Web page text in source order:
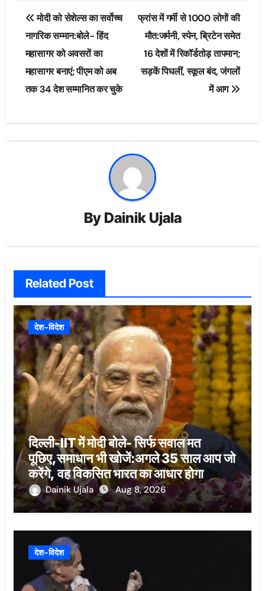
Post
navigation
मोदी को सेशेल्स का सर्वोच्च
नागरिक सम्मान:बोले- हिंद
महासागर को अवसरों का
महासागर बनाएं; पीएम को अब
तक 34 देश सम्मानित कर चुके
फ्रांस में गर्मी से 1000 लोगों की
मौत:जर्मनी, स्पेन, ब्रिटेन समेत
16 देशों में रिकॉर्डतोड़ तापमान;
सड़कें पिघलीं, स्कूल बंद, जंगलों
में आग
By Dainik Ujala
Related Post
देश-विदेश
दिल्ली-IIT में मोदी बोले- सिर्फ सवाल मत
पूछिए,समाधान भी खोजें:अगले 35 साल आप जो
करेंगे, वह विकसित भारत का आधार होगा
Dainik Ujala Aug 8, 2026
देश-विदेश